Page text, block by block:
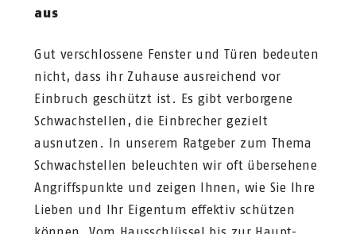
aus
Gut verschlossene Fenster und Türen bedeuten
nicht, dass ihr Zuhause ausreichend vor
Einbruch geschützt ist. Es gibt verborgene
Schwachstellen, die Einbrecher gezielt
ausnutzen. In unserem Ratgeber zum Thema
Schwachstellen beleuchten wir oft übersehene
Angriffspunkte und zeigen Ihnen, wie Sie Ihre
Lieben und Ihr Eigentum effektiv schützen